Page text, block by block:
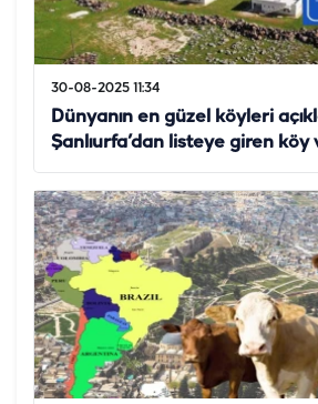
30-08-2025 11:34
Dünyanın en güzel köyleri
Şanlıurfa’dan listeye giren köy